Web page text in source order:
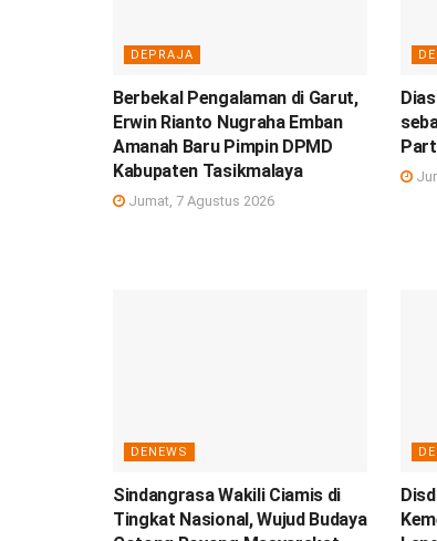
DEPRAJA
Berbekal Pengalaman di Garut,
Erwin Rianto Nugraha Emban
Amanah Baru Pimpin DPMD
Kabupaten Tasikmalaya
Jumat, 7 Agustus 2026
DENEWS
Sindangrasa Wakili Ciamis di
Tingkat Nasional, Wujud Budaya